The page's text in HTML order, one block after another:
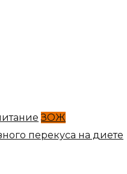
ЗОЖ
перекуса на диете